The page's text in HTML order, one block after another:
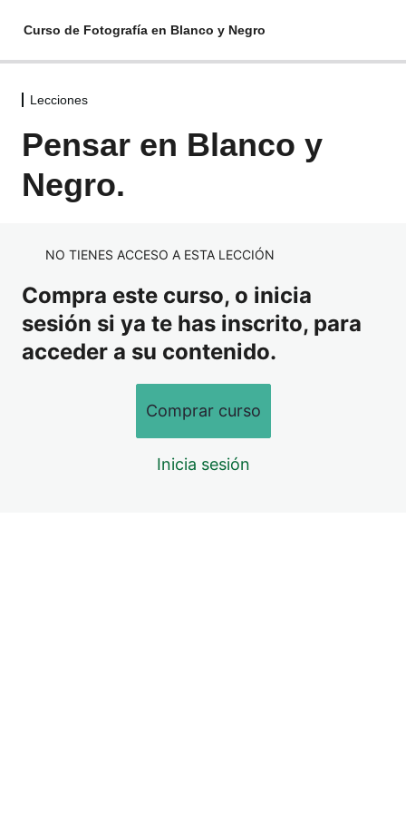
Curso de Fotografía en Blanco y Negro
Lecciones
Introducción.
Blanco y Negro o Color.
Pixel.
Pensar en Blanco y Negro.
Cuarto Oscuro Digital.
Lecciones
Pensar en Blanco y
Negro.
NO TIENES ACCESO A ESTA LECCIÓN
Compra este curso, o inicia
sesión si ya te has inscrito, para
acceder a su contenido.
Comprar curso
Inicia sesión